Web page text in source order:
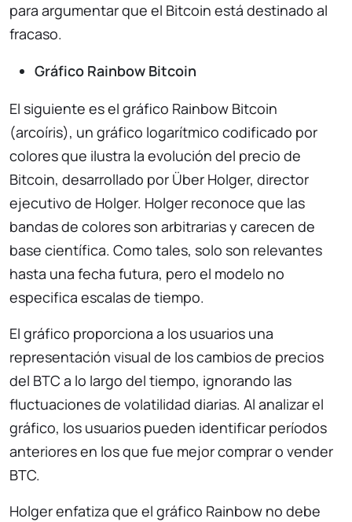
para argumentar que el Bitcoin está destinado al
fracaso.
Gráfico Rainbow Bitcoin
El siguiente es el gráfico Rainbow Bitcoin
(arcoíris), un gráfico logarítmico codificado por
colores que ilustra la evolución del precio de
Bitcoin, desarrollado por Über Holger, director
ejecutivo de Holger. Holger reconoce que las
bandas de colores son arbitrarias y carecen de
base científica. Como tales, solo son relevantes
hasta una fecha futura, pero el modelo no
especifica escalas de tiempo.
El gráfico proporciona a los usuarios una
representación visual de los cambios de precios
del BTC a lo largo del tiempo, ignorando las
fluctuaciones de volatilidad diarias. Al analizar el
gráfico, los usuarios pueden identificar períodos
anteriores en los que fue mejor comprar o vender
BTC.
Holger enfatiza que el gráfico Rainbow no debe